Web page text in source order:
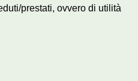
prestati, ovvero di utilità